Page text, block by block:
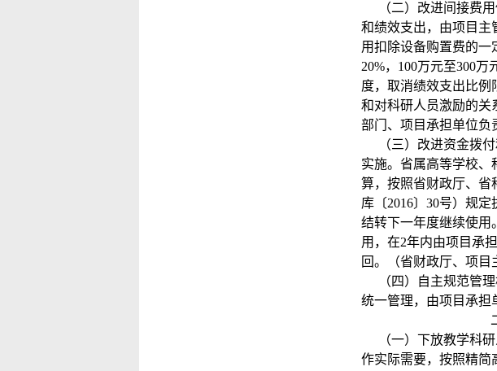
（二）改进间接费
和绩效支出，由项目主
用扣除设备购置费的一
20%， 100万元至300万
度，取消绩效支出比
和对科研人员激励的关
部门、项目承担单位负
（三）改进资金拨
实施。省属高等学校、
算，按照省财政厅、省
库〔2016〕 30号）规定
结转下一年度继续使用
用，在2年内由项目承
回。（省财政厅、项目
（四）自主规范管
统一管理，由项目承担
（一）下放教学科
作实际需要，按照精简